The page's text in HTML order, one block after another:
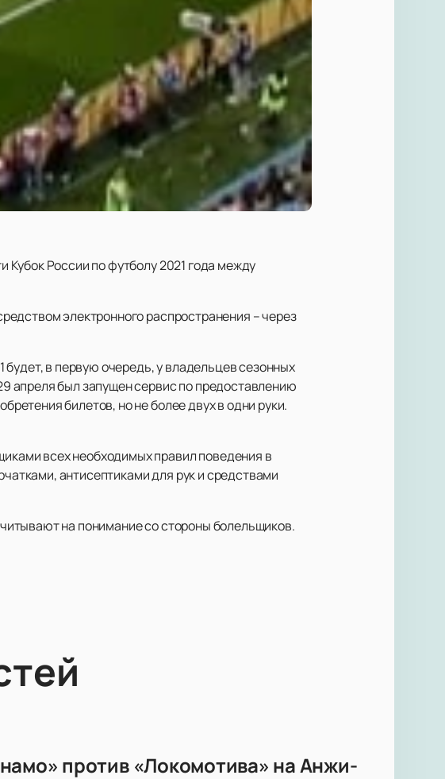
России по футболу 2021 года между
электронного распространения – через
в первую очередь, у владельцев сезонных
апреля был запущен сервис по предоставлению
билетов, но не более двух в одни руки.
всех необходимых правил поведения в
антисептиками для рук и средствами
на понимание со стороны болельщиков.
против «Локомотива» на Анжи-